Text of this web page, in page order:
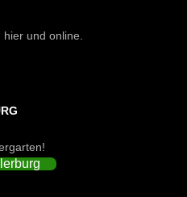
und online.